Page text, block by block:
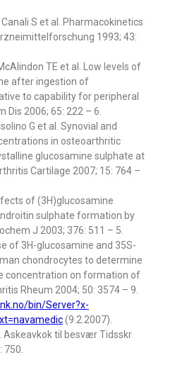
S et al. Pharmacokinetics
1993; 43:
TE et al. Low levels of
after ingestion of
to capability for peripheral
2006; 65: 222 – 6.
G et al. Synovial and
in osteoarthritic
glucosamine sulphate at
Cartilage 2007; 15: 764 –
of (3H)glucosamine
sulphate formation by
J 2003; 376: 511 – 5.
of 3H-glucosamine and 35S-
chondrocytes to determine
concentration on formation of
Rheum 2004; 50: 3574 – 9.
bin/Server?x-
(9.2.2007).
Askeavkok til besvær Tidsskr